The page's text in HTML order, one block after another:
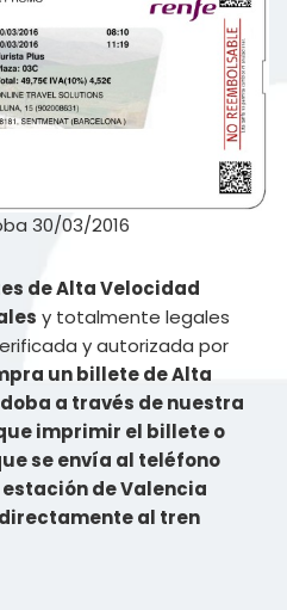
30/03/2016
de Alta Velocidad
y totalmente legales
y autorizada por
un billete de Alta
a través de nuestra
imprimir el billete o
se envía al teléfono
de Valencia
al tren